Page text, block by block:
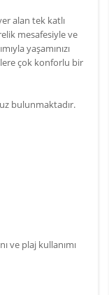
alan tek katlı
mesafesiyle ve
yaşamınızı
çok konforlu bir
bulunmaktadır.
ve plaj kullanımı